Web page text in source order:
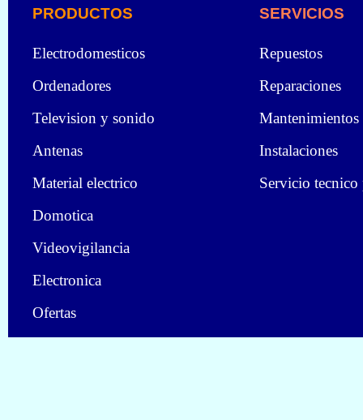
Repuestos
Reparaciones
Mantenimientos
Instalaciones
Servicio
Electrodomesticos
Ordenadores
Television y sonido
Antenas
Material electrico
Domotica
Videovigilancia
Electronica
Ofertas
PRODUCTOS SERVICIOS